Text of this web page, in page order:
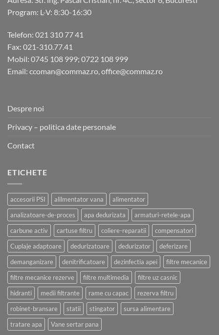
Program: L-V: 8:30-16:30
Telefon: 021 310 77 41
Fax: 021-310.77.41
Mobil: 0745 108 999; 0722 108 999
Email: ccoman@commaz.ro, office@commaz.ro
Despre noi
Privacy – politica date personale
Contact
ETICHETE
accesorii PSI alilmentator vana
alimentator
analizatoare-de-proces
apa dedurizata
armaturi-retele-apa
carbune activ
cartuse filtru coliere-reparatii
compensatori
Cuplaje adaptoare
dedurizatoare dedurizator
deferizare
demanganizare
denitrificatoare dezinfectia apei
filtre mecanice
filtre mecanice rezerve
filtre multimedia
filtre uz casnic
hidranti
medii filtrante rame cu capac
rezerva filtru
robinet-bransare
statii stingator
sursa alimentare
tratare apa
Vane sertar pana